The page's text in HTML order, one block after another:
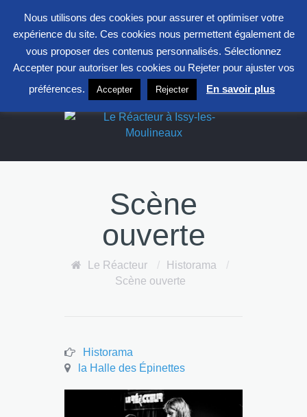
entrepont@clavim.asso.fr 01 41 23 83 83
Le Réacteur
Scène
ouverte
Le Réacteur / Historama
/
Scène ouverte
Historama
la Halle des Épinettes
Nous utilisons des cookies pour assurer et optimiser votre
expérience du site. Ces cookies nous permettent également de
vous proposer des contenus personnalisés. Sélectionnez
Accepter pour autoriser les cookies ou Rejeter pour ajuster vos
préférences.
Accepter Rejecter En savoir plus